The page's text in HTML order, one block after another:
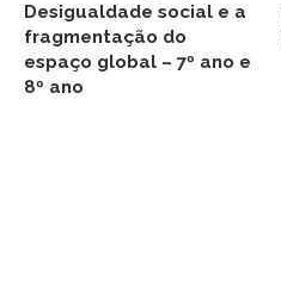
Desigualdade social e a
fragmentação do
espaço global – 7º ano e
8º ano